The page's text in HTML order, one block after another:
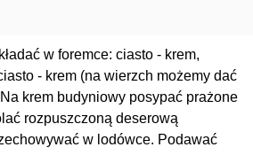
w foremce: ciasto - krem,
- krem (na wierzch możemy dać
krem budyniowy posypać prażone
rozpuszczoną deserową
w lodówce. Podawać